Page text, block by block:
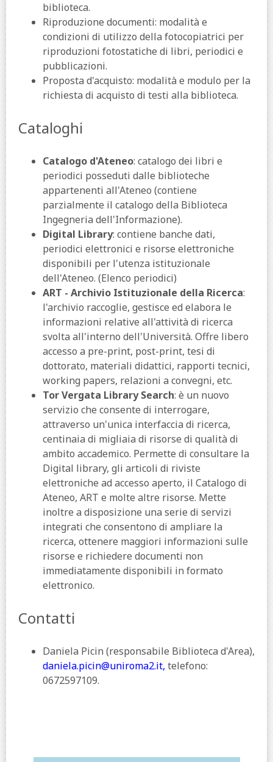
biblioteca.
Riproduzione documenti: modalità e
condizioni di utilizzo della fotocopiatrici per
riproduzioni fotostatiche di libri, periodici e
pubblicazioni.
Proposta d'acquisto: modalità e modulo per la
richiesta di acquisto di testi alla biblioteca.
Cataloghi
Catalogo d'Ateneo: catalogo dei libri e
periodici posseduti dalle biblioteche
appartenenti all'Ateneo (contiene
parzialmente il catalogo della Biblioteca
Ingegneria dell'Informazione).
Digital Library: contiene banche dati,
periodici elettronici e risorse elettroniche
disponibili per l'utenza istituzionale
dell'Ateneo. (Elenco periodici)
ART - Archivio Istituzionale della Ricerca:
l'archivio raccoglie, gestisce ed elabora le
informazioni relative all'attività di ricerca
svolta all'interno dell'Università. Offre libero
accesso a pre-print, post-print, tesi di
dottorato, materiali didattici, rapporti tecnici,
working papers, relazioni a convegni, etc.
Tor Vergata Library Search: è un nuovo
servizio che consente di interrogare,
attraverso un'unica interfaccia di ricerca,
centinaia di migliaia di risorse di qualità di
ambito accademico. Permette di consultare la
Digital library, gli articoli di riviste
elettroniche ad accesso aperto, il Catalogo di
Ateneo, ART e molte altre risorse. Mette
inoltre a disposizione una serie di servizi
integrati che consentono di ampliare la
ricerca, ottenere maggiori informazioni sulle
risorse e richiedere documenti non
immediatamente disponibili in formato
elettronico.
Contatti
Daniela Picin (responsabile Biblioteca d'Area),
daniela.picin@uniroma2.it, telefono:
0672597109.